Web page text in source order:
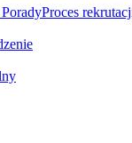
Proces